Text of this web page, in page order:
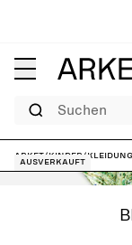
Suchen
ARKET/Kinder /Kleidung
Ausverkauft